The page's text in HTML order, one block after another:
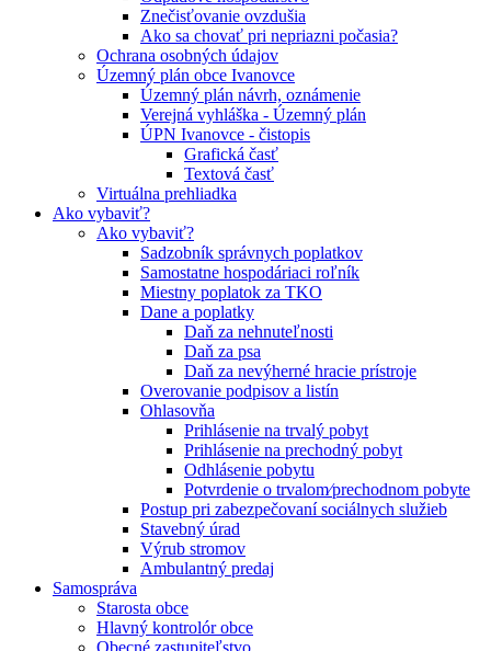
Znečisťovanie ovzdušia
Ako sa chovať pri nepriazni počasia?
Ochrana osobných údajov
Územný plán obce Ivanovce
Územný plán návrh, oznámenie
Verejná vyhláška - Územný plán
ÚPN Ivanovce - čistopis
Grafická časť
Textová časť
Virtuálna prehliadka
Ako vybaviť?
Ako vybaviť?
Sadzobník správnych poplatkov
Samostatne hospodáriaci roľník
Miestny poplatok za TKO
Dane a poplatky
Daň za nehnuteľnosti
Daň za psa
Daň za nevýherné hracie prístroje
Overovanie podpisov a listín
Ohlasovňa
Prihlásenie na trvalý pobyt
Prihlásenie na prechodný pobyt
Odhlásenie pobytu
Potvrdenie o trvalom⁄prechodnom pobyte
Postup pri zabezpečovaní sociálnych služieb
Stavebný úrad
Výrub stromov
Ambulantný predaj
Samospráva
Starosta obce
Hlavný kontrolór obce
Obecné zastupiteľstvo